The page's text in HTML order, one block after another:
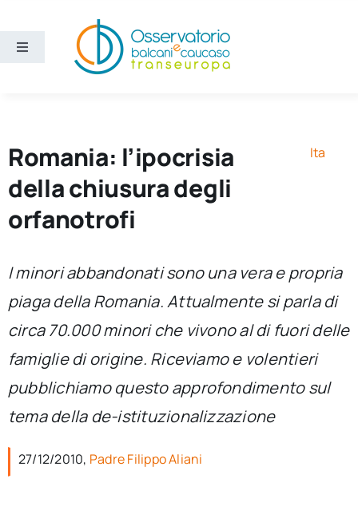
contenuto
Toggle
Ricerca e divulgazione
Chi siamo
per:
Newsletter
Ita
Romania: l’ipocrisia
della chiusura degli
orfanotrofi
Ita
I minori abbandonati sono una vera e propria
piaga della Romania. Attualmente si parla di
circa 70.000 minori che vivono al di fuori delle
famiglie di origine. Riceviamo e volentieri
pubblichiamo questo approfondimento sul
tema della de-istituzionalizzazione
27/12/2010, Padre Filippo Aliani